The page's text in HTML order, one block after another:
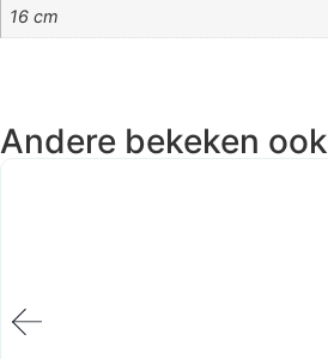
16 cm
Andere bekeken ook